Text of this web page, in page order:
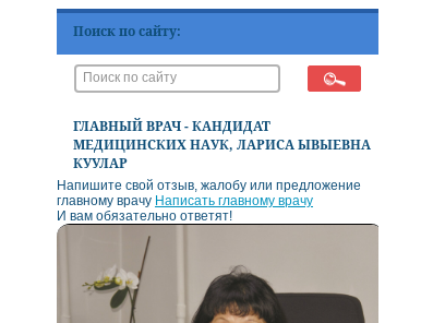
Поиск по сайту:
ГЛАВНЫЙ ВРАЧ - КАНДИДАТ
МЕДИЦИНСКИХ НАУК, ЛАРИСА ЫВЫЕВНА
КУУЛАР
Напишите свой отзыв, жалобу или предложение
главному врачу Написать главному врачу
И вам обязательно ответят!